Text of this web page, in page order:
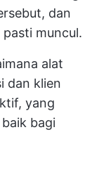
dan
muncul.
alat
dan klien
yang
bagi